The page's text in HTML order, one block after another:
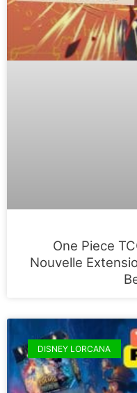
One Piece
Nouvelle
DISNEY LORCANA